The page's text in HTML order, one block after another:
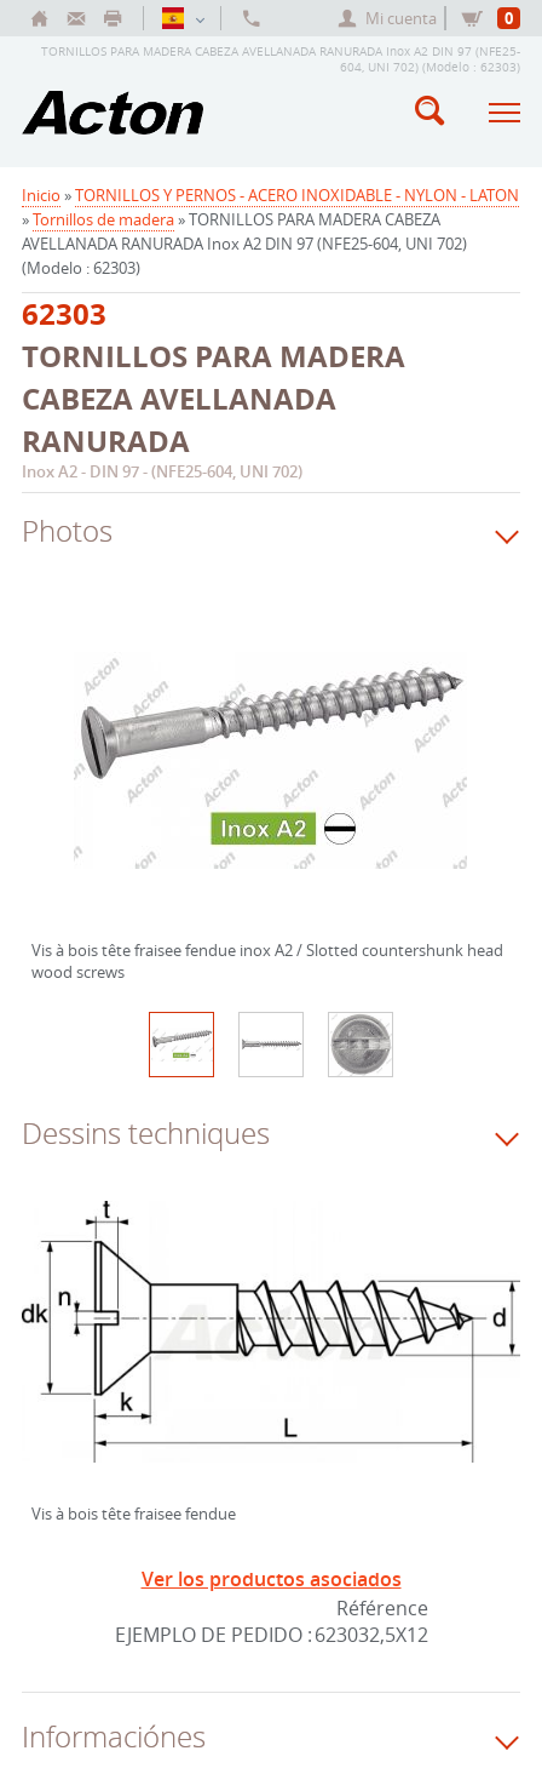
Mi cuenta 0
TORNILLOS PARA MADERA CABEZA AVELLANADA RANURADA Inox A2 DIN 97 (NFE25-
604, UNI 702) (Modelo : 62303)
Inicio »TORNILLOS Y PERNOS - ACERO INOXIDABLE - NYLON - LATON
»Tornillos de madera» TORNILLOS PARA MADERA CABEZA
AVELLANADA RANURADA Inox A2 DIN 97 (NFE25-604, UNI 702)
(Modelo : 62303)
62303
TORNILLOS PARA MADERA
CABEZA AVELLANADA
RANURADA
Inox A2 - DIN 97 - (NFE25-604, UNI 702)
Photos
Vis à bois tête fraisee fendue inox A2 / Slotted countershunk head
wood screws
Dessins techniques
Vis à bois tête fraisee fendue
Ver los productos asociados
EJEMPLO DE PEDIDO :
Référence
623032,5X12
Informaciónes